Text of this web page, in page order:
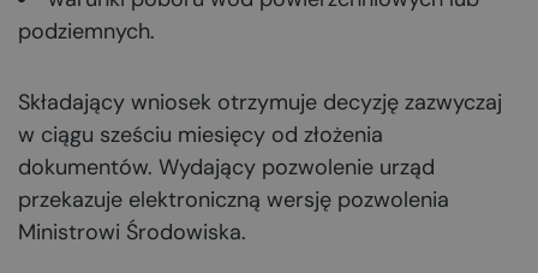
podziemnych.
Składający wniosek otrzymuje decyzję zazwyczaj
w ciągu sześciu miesięcy od złożenia
dokumentów. Wydający pozwolenie urząd
przekazuje elektroniczną wersję pozwolenia
Ministrowi Środowiska.